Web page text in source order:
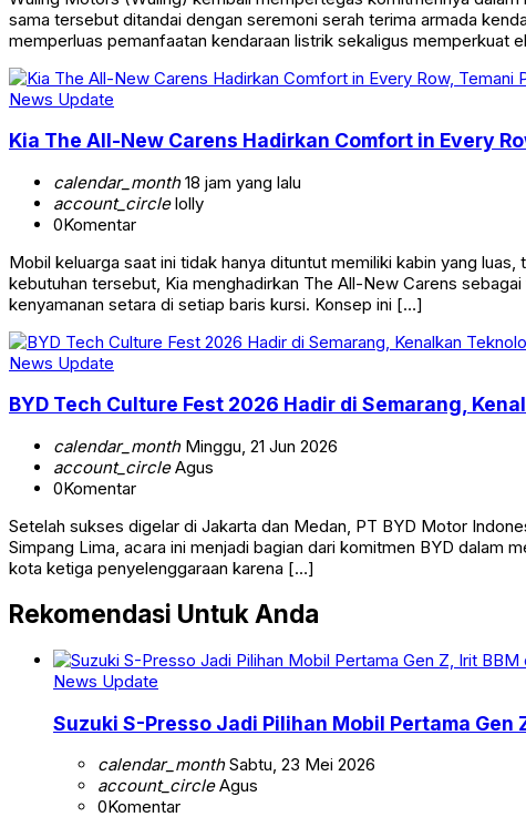
sama tersebut ditandai dengan seremoni serah terima armada
memperluas pemanfaatan kendaraan listrik sekaligus memperkuat
News Update
Kia The All-New Carens Hadirkan Comfort in Every
calendar_month18 jam yang lalu
account_circlelolly
0Komentar
Mobil keluarga saat ini tidak hanya dituntut memiliki kabin yang
kebutuhan tersebut, Kia menghadirkan The All-New Carens
kenyamanan setara di setiap baris kursi. Konsep ini […]
News Update
BYD Tech Culture Fest 2026 Hadir di Semarang,
calendar_monthMinggu, 21 Jun 2026
account_circleAgus
0Komentar
Setelah sukses digelar di Jakarta dan Medan, PT BYD Motor
Simpang Lima, acara ini menjadi bagian dari komitmen BYD dalam
kota ketiga penyelenggaraan karena […]
Rekomendasi Untuk Anda
News Update
Suzuki S-Presso Jadi Pilihan Mobil Pertama Gen
calendar_monthSabtu, 23 Mei 2026
account_circleAgus
0Komentar